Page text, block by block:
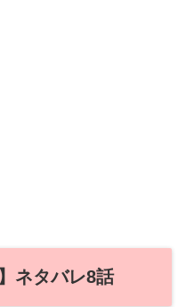
ネタバレ8話